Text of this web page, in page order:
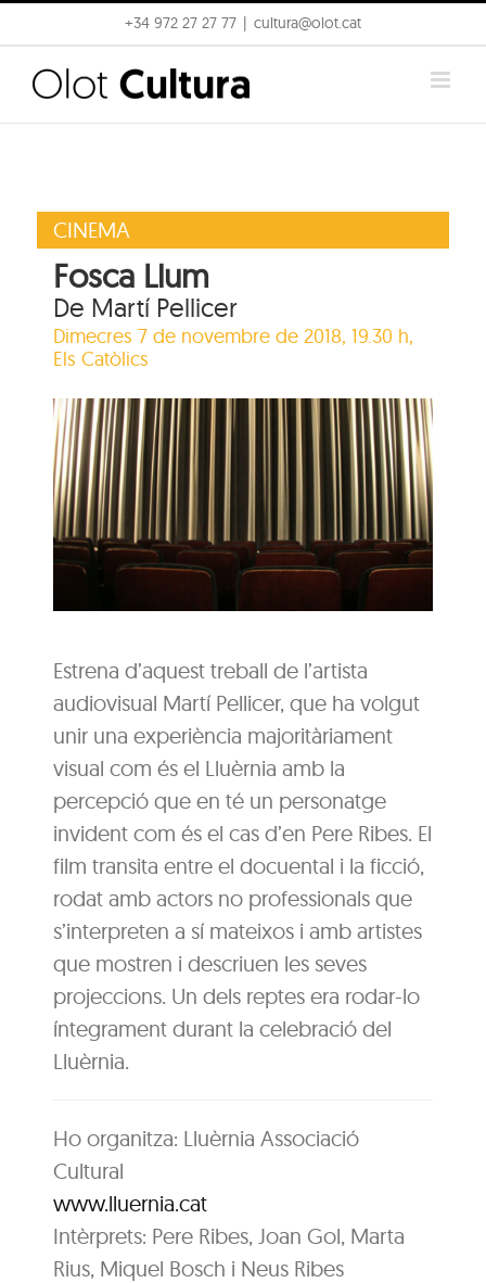
to
content
+34 972 27 27 77 cultura@olot.cat
CINEMA
Fosca Llum
De Martí Pellicer
Dimecres 7 de novembre de 2018, 19.30 h,
Els Catòlics
Estrena d’aquest treball de l’artista
audiovisual Martí Pellicer, que ha volgut
unir una experiència majoritàriament
visual com és el Lluèrnia amb la
percepció que en té un personatge
invident com és el cas d’en Pere Ribes. El
film transita entre el docuental i la ficció,
rodat amb actors no professionals que
s’interpreten a sí mateixos i amb artistes
que mostren i descriuen les seves
projeccions. Un dels reptes era rodar-lo
íntegrament durant la celebració del
Lluèrnia.
Ho organitza: Lluèrnia Associació
Cultural
www.lluernia.cat
Intèrprets: Pere Ribes, Joan Gol, Marta
Rius, Miquel Bosch i Neus Ribes